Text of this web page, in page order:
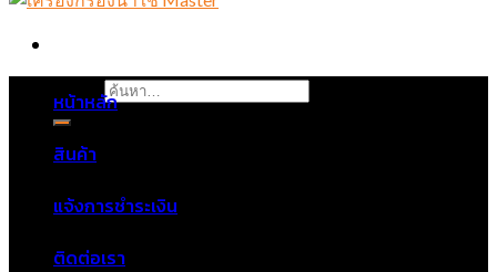
ค้นหา:
หน้าหลัก
สินค้า
แจ้งการชำระเงิน
ติดต่อเรา